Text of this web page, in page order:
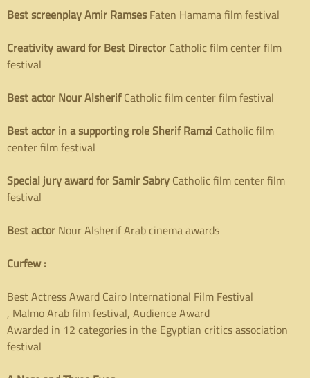
Best screenplay Amir RamsesFaten Hamama film festival
Creativity award forBestDirectorCatholic film center film
festival
Best actor Nour AlsherifCatholic film center film festival
Best actor in a supporting role Sherif Ramzi Catholic film
center film festival
Special jury award for Samir SabryCatholic film center film
festival
Best actorNour Alsherif Arab cinema awards
Curfew :
Best Actress Award Cairo International Film Festival
, Malmo Arab film festival, Audience Award
Awarded in 12 categories in the Egyptian critics association
festival